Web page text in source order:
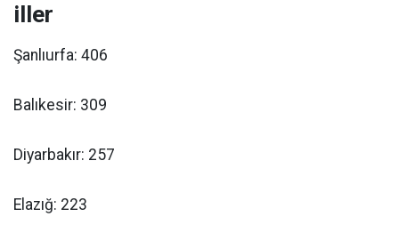
iller
Şanlıurfa: 406
Balıkesir: 309
Diyarbakır: 257
Elazığ: 223